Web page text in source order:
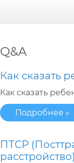
Q&A
Как сказать
Как сказать
Подробнее »
ПТСР
расстройство)